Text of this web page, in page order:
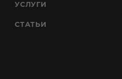
УСЛУГИ
СТАТЬИ